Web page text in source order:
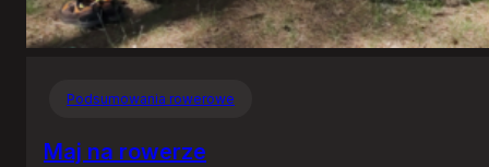
Podsumowania rowerowe
Maj na rowerze